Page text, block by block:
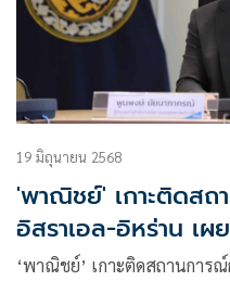
19 มิถุนายน 2568
'พาณิชย์' เกาะติดสถ
อิสราเอล-อิหร่าน เ
ออกของไทย
‘พาณิชย์’ เกาะติดสถานการ